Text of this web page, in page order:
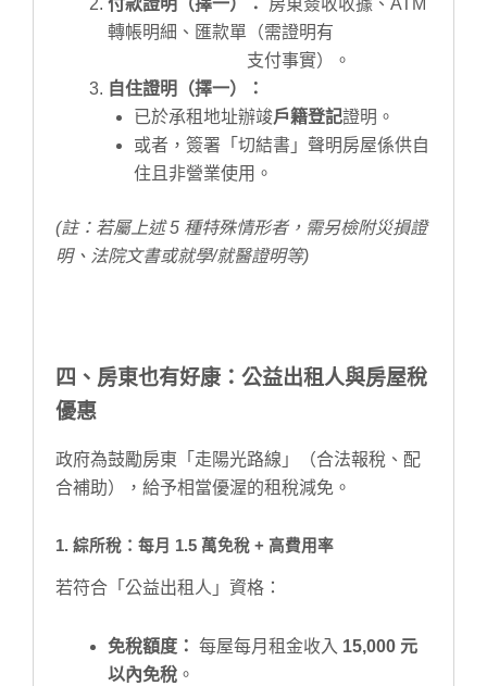
付款證明（擇一）：
房東簽收收據、ATM
轉帳明細、匯款單（需證明有
支付事實）。
自住證明（擇一）：
已於承租地址辦竣戶籍登記證明。
或者，簽署「切結書」聲明房屋係供自
住且非營業使用。
(註：若屬上述 5 種特殊情形者，需另檢附災損證
明、法院文書或就學/就醫證明等)
四、房東也有好康：公益出租人與房屋稅
優惠
政府為鼓勵房東「走陽光路線」（合法報稅、配
合補助），給予相當優渥的租稅減免。
1. 綜所稅：每月 1.5 萬免稅 + 高費用率
若符合「公益出租人」資格：
免稅額度： 每屋每月租金收入 15,000 元
以內免稅 。